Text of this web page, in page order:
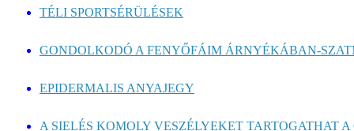
TÉLI SPORTSÉRÜLÉSEK
GONDOLKODÓ A FENYŐFÁIM ÁRNYÉKÁBAN-
EPIDERMALIS ANYAJEGY
A SIELÉS KOMOLY VESZÉLYEKET TARTOGATHAT